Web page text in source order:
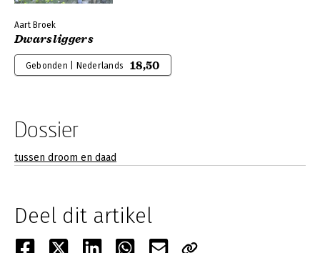
Aart Broek
Dwarsliggers
Gebonden | Nederlands 18,50
Dossier
tussen droom en daad
Deel dit artikel